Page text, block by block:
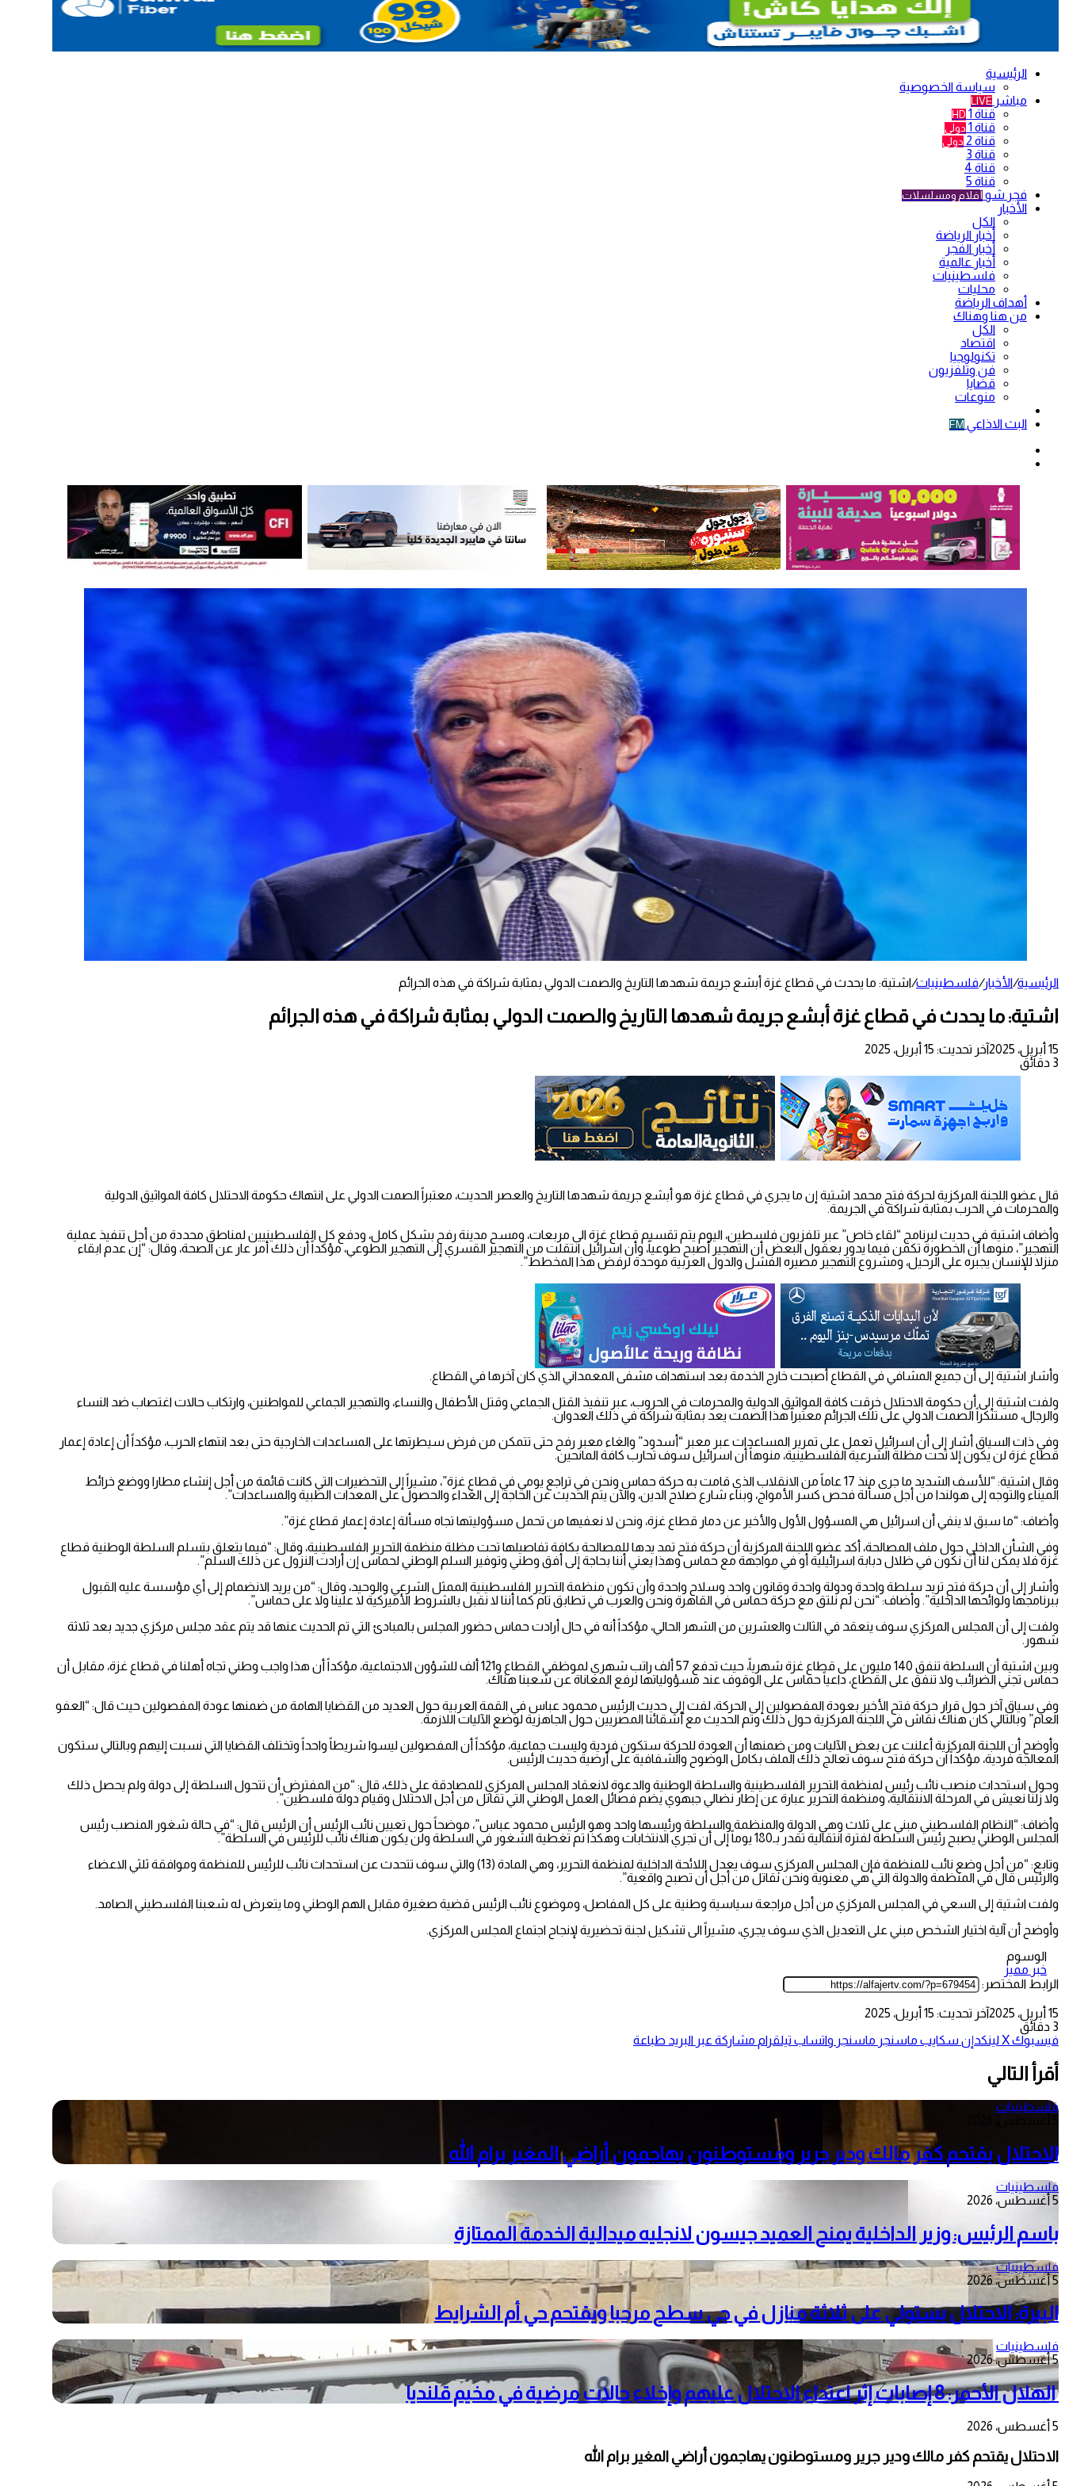
الرئيسية
سياسة الخصوصية
مباشر LIVE
قناة 1 HD
قناة 1 دولي
قناة 2 دولي
قناة 3
قناة 4
قناة 5
فجر شو أفلام ومسلسلات
الأخبار
الكل
أخبار الرياضة
أخبار الفجر
أخبار عالمية
فلسطينيات
محليات
أهداف الرياضة
من هنا وهناك
الكل
اقتصاد
تكنولوجيا
فن وتلفزيون
قضايا
منوعات
البث الاذاعي FM
الرئيسية/الأخبار/فلسطينيات/اشتية: ما يحدث في قطاع غزة أبشع جريمة شهدها التاريخ والصمت الدولي بمثابة شراكة في هذه الجرائم
اشتية: ما يحدث في قطاع غزة أبشع جريمة شهدها التاريخ والصمت الدولي بمثابة شراكة في هذه الجرائم
15 أبريل، 2025
آخر تحديث: 15 أبريل، 2025
3 دقائق
قال عضو اللجنة المركزية لحركة فتح محمد اشتية إن ما يجري في قطاع غزة هو أبشع جريمة شهدها التاريخ والعصر الحديث، معتبراً الصمت الدولي على انتهاك حكومة الاحتلال كافة المواثيق الدولية
والمحرمات في الحرب بمثابة شراكة في الجريمة.
وأضاف اشتية في حديث لبرنامج “لقاء خاص” عبر تلفزيون فلسطين، اليوم يتم تقسيم قطاع غزة الى مربعات، ومسح مدينة رفح بشكل كامل، ودفع كل الفلسطينيين لمناطق محددة من أجل تنفيذ عملية
التهجير”، منوها أن الخطورة تكمن فيما يدور بعقول البعض أن التهجير أصبح طوعياً، وأن اسرائيل انتقلت من التهجير القسري إلى التهجير الطوعي، مؤكداً أن ذلك أمر عار عن الصحة، وقال: “إن عدم ابقاء
منزلا للإنسان يجبره على الرحيل، ومشروع التهجير مصيره الفشل والدول العربية موحدة لرفض هذا المخطط”.
وأشار اشتية إلى أن جميع المشافي في القطاع أصبحت خارج الخدمة بعد استهداف مشفى المعمداني الذي كان آخرها في القطاع.
ولفت اشتية إلى أن حكومة الاحتلال خرقت كافة المواثيق الدولية والمحرمات في الحروب، عبر تنفيذ القتل الجماعي وقتل الأطفال والنساء، والتهجير الجماعي للمواطنين، وارتكاب حالات اغتصاب ضد النساء
والرجال، مستنكراً الصمت الدولي على تلك الجرائم معتبراً هذا الصمت يعد بمثابة شراكة في ذلك العدوان.
وفي ذات السياق أشار إلى أن اسرائيل تعمل على تمرير المساعدات عبر معبر “أسدود” والغاء معبر رفح حتى تتمكن من فرض سيطرتها على المساعدات الخارجية حتى بعد انتهاء الحرب، مؤكداً أن إعادة إعمار
قطاع غزة لن يكون إلا تحت مظلة الشرعية الفلسطينية، منوهاً أن اسرائيل سوف تحارب كافة المانحين.
وقال اشتية: “للأسف الشديد ما جرى منذ 17 عاماً من الانقلاب الذي قامت به حركة حماس ونحن في تراجع يومي في قطاع غزة”، مشيراً إلى التحضيرات التي كانت قائمة من أجل إنشاء مطارا ووضع خرائط
الميناء والتوجه إلى هولندا من أجل مسألة فحص كسر الأمواج، وبناء شارع صلاح الدين، والآن يتم الحديث عن الحاجة إلى الغداء والحصول على المعدات الطبية والمساعدات”.
وأضاف: “ما سبق لا ينفي أن اسرائيل هي المسؤول الأول والأخير عن دمار قطاع غزة، ونحن لا نعفيها من تحمل مسؤوليتها تجاه مسألة إعادة إعمار قطاع غزة”.
وفي الشأن الداخلي حول ملف المصالحة، أكد عضو اللجنة المركزية أن حركة فتح تمد يدها للمصالحة بكافة تفاصيلها تحت مظلة منظمة التحرير الفلسطينية، وقال: “فيما يتعلق بتسلم السلطة الوطنية قطاع
غزة فلا يمكن لنا أن نكون في ظلال دبابة اسرائيلية أو في مواجهة مع حماس وهذا يعني أننا بحاجة إلى أفق وطني وتوفير السلم الوطني لحماس إن أرادت النزول عن ذلك السلم”.
وأشار إلى أن حركة فتح تريد سلطة واحدة ودولة واحدة وقانون واحد وسلاح واحدة وأن تكون منظمة التحرير الفلسطينية الممثل الشرعي والوحيد، وقال: “من يريد الانضمام إلى أي مؤسسة عليه القبول
ببرنامجها ولوائحها الداخلية”. وأضاف: “نحن لم نلتق مع حركة حماس في القاهرة ونحن والعرب في تطابق تام كما أننا لا نقبل بالشروط الأميركية لا علينا ولا على حماس”.
ولفت إلى أن المجلس المركزي سوف ينعقد في الثالث والعشرين من الشهر الحالي، مؤكداً أنه في حال أرادت حماس حضور المجلس بالمبادئ التي تم الحديث عنها قد يتم عقد مجلس مركزي جديد بعد ثلاثة
شهور.
وبين اشتية أن السلطة تنفق 140 مليون على قطاع غزة شهرياً، حيث تدفع 57 ألف راتب شهري لموظفي القطاع و121 ألف للشؤون الاجتماعية، مؤكداً أن هذا واجب وطني تجاه أهلنا في قطاع غزة، مقابل أن
حماس تجني الضرائب ولا تنفق على القطاع، داعياً حماس على الوقوف عند مسؤولياتها لرفع المعاناة عن شعبنا هناك.
وفي سياق آخر حول قرار حركة فتح الأخير بعودة المفصولين إلى الحركة، لفت إلى حديث الرئيس محمود عباس في القمة العربية حول العديد من القضايا الهامة من ضمنها عودة المفصولين حيث قال: “العفو
العام” وبالتالي كان هناك نقاش في اللجنة المركزية حول ذلك وتم الحديث مع أشقائنا المصريين حول الجاهزية لوضع الآليات اللازمة.
وأوضح أن اللجنة المركزية أعلنت عن بعض الآليات ومن ضمنها أن العودة للحركة ستكون فردية وليست جماعية، مؤكداً أن المفصولين ليسوا شريطاً واحداً وتختلف القضايا التي نسبت إليهم وبالتالي ستكون
المعالجة فردية، مؤكداً ان حركة فتح سوف تعالج ذلك الملف بكامل الوضوح والشفافية على أرضية حديث الرئيس.
وحول استحداث منصب نائب رئيس لمنظمة التحرير الفلسطينية والسلطة الوطنية والدعوة لانعقاد المجلس المركزي للمصادقة على ذلك، قال: “من المفترض أن تتحول السلطة إلى دولة ولم يحصل ذلك
ولا زلنا نعيش في المرحلة الانتقالية، ومنظمة التحرير عبارة عن إطار نضالي جبهوي يضم فصائل العمل الوطني التي تقاتل من أجل الاحتلال وقيام دولة فلسطين”.
وأضاف: “النظام الفلسطيني مبني على ثلاث وهي الدولة والمنظمة والسلطة ورئيسها واحد وهو الرئيس محمود عباس”، موضحاً حول تعيين نائب الرئيس أن الرئيس قال: “في حالة شغور المنصب رئيس
المجلس الوطني يصبح رئيس السلطة لفترة انتقالية تقدر بـ180 يوماً إلى أن تجري الانتخابات وهكذا تم تغطية الشغور في السلطة ولن يكون هناك نائب للرئيس في السلطة”.
وتابع: “من أجل وضع نائب للمنظمة فإن المجلس المركزي سوف يعدل اللائحة الداخلية لمنظمة التحرير، وهي المادة (13) والتي سوف تتحدث عن استحداث نائب للرئيس للمنظمة وموافقة ثلثي الاعضاء
والرئيس قال في المنظمة والدولة التي هي معنوية ونحن نقاتل من أجل أن تصبح واقعية”.
ولفت اشتية إلى السعي في المجلس المركزي من أجل مراجعة سياسية وطنية على كل المفاصل، وموضوع نائب الرئيس قضية صغيرة مقابل الهم الوطني وما يتعرض له شعبنا الفلسطيني الصامد.
وأوضح أن آلية اختيار الشخص مبني على التعديل الذي سوف يجري، مشيراً الى تشكيل لجنة تحضيرية لإنجاح اجتماع المجلس المركزي.
الوسوم
خبر مميز
الرابط المختصر:
15 أبريل، 2025
آخر تحديث: 15 أبريل، 2025
3 دقائق
فيسبوك‫Xلينكدإن سكايب ماسنجر ماسنجر واتساب تيلقرام مشاركة عبر البريد طباعة
أقرأ التالي
فلسطينيات
الاحتلال يقتحم كفر مالك ودير جرير ومستوطنون يهاجمون أراضي المغير برام الله
فلسطينيات
5 أغسطس، 2026
باسم الرئيس: وزير الداخلية يمنح العميد جيسون لانجليه ميدالية الخدمة الممتازة
فلسطينيات
5 أغسطس، 2026
البيرة: الاحتلال يستولي على ثلاثة منازل في حي سطح مرحبا ويقتحم حي أم الشرايط
فلسطينيات
5 أغسطس، 2026
الهلال الأحمر: 8 إصابات إثر اعتداء الاحتلال عليهم وإخلاء حالات مرضية في مخيم قلنديا
5 أغسطس، 2026
الاحتلال يقتحم كفر مالك ودير جرير ومستوطنون يهاجمون أراضي المغير برام الله